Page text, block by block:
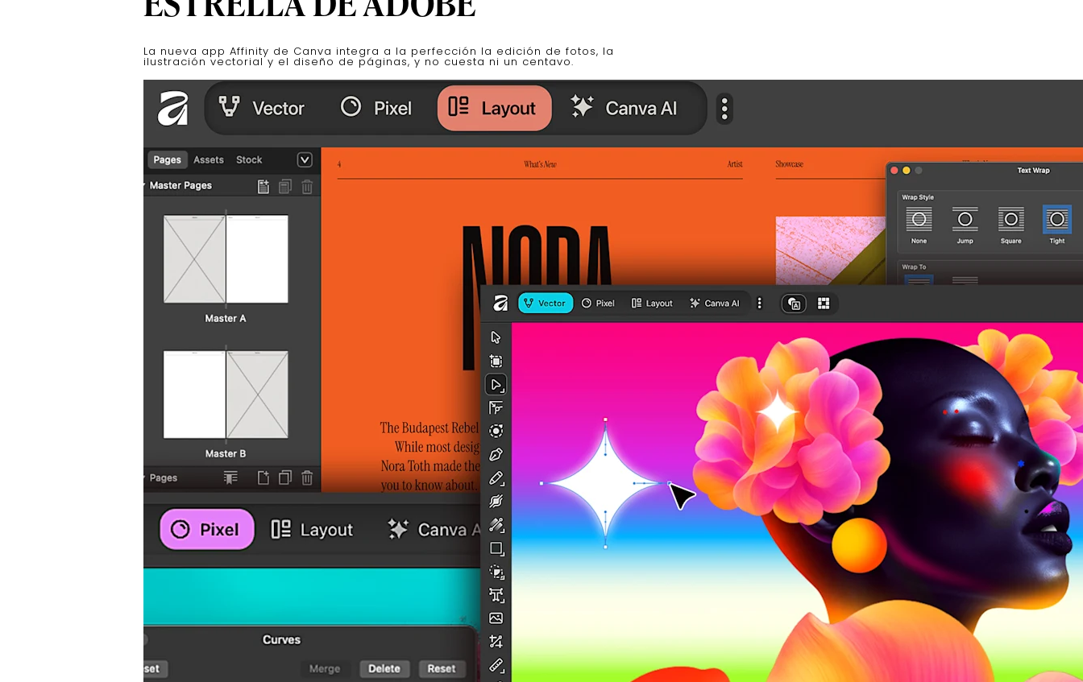
La nueva app Affinity de Canva integra a la perfección la edición de fotos, la
ilustración vectorial y el diseño de páginas, y no cuesta ni un centavo.